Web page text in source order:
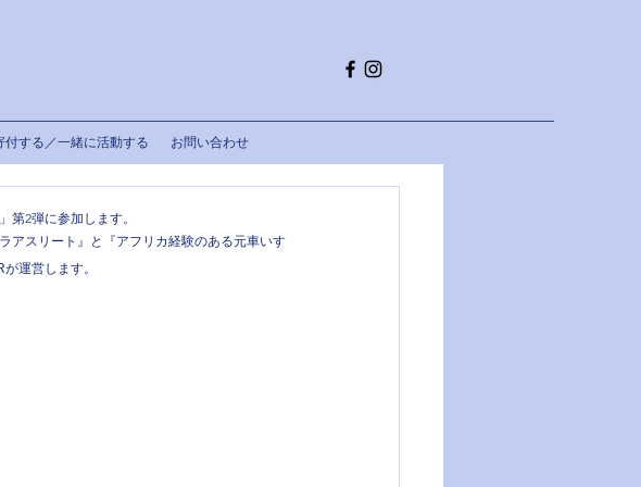
付する／一緒に活動する お問い合わせ
2弾に参加します。
アスリート』と『アフリカ経験のある元車いす
運営します。